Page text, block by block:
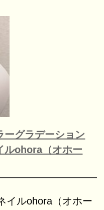
ーグラデーション
ohora（オホー
イルohora（オホー